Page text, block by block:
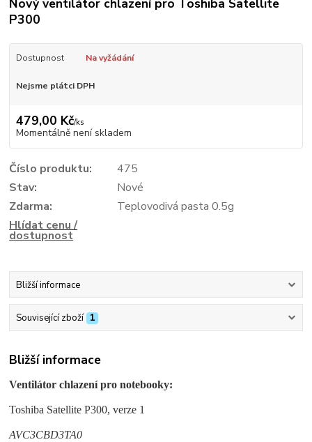
P300
Dostupnost Na vyžádání
Nejsme plátci DPH
479,00 Kč/ks
Momentálně není skladem
Číslo produktu:
475
Stav:
Nové
Zdarma:
Teplovodivá pasta 0.5g
Hlídat cenu /
dostupnost
Bližší informace
Související zboží 1
Bližší informace
Ventilátor chlazení pro notebooky:
Toshiba Satellite P300, verze 1
AVC3CBD3TA0